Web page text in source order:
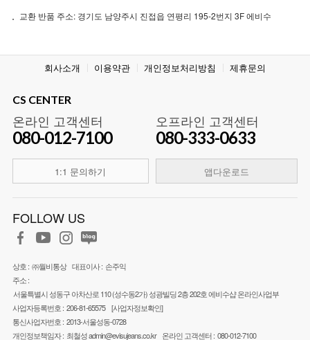
교환 반품 주소: 경기도 남양주시 진접읍 연평리 195-2번지 3F 에비수
회사소개 이용약관 개인정보처리방침 제휴문의
CS CENTER
온라인 고객센터
080-012-7100
1:1 문의하기
오프라인 고객센터
080-333-0633
앱다운로드
FOLLOW US
상호 : ㈜월비통상 대표이사 : 손주익
주소 :
서울특별시 성동구 아차산로 110 (성수동2가) 성광빌딩 2층 202호 에비수샵 온라인사업부
사업자등록번호 : 206-81-65575 [사업자정보확인]
통신사업자번호 : 2013-서울성동-0728
개인정보책임자 : 최철성admin@evisujeans.co.kr 온라인 고객센터 : 080-012-7100